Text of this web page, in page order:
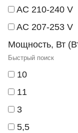
AC 210-240 V
AC 207-253 V
Мощность, Вт
10
11
3
5,5